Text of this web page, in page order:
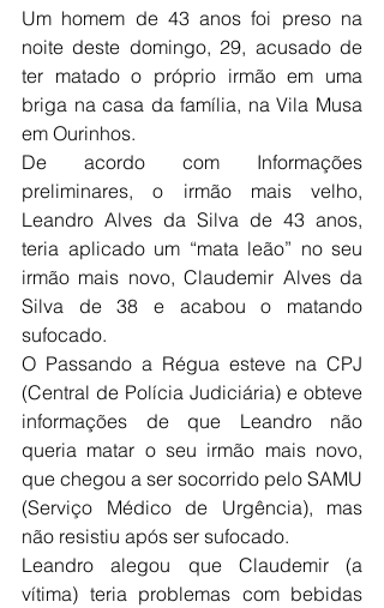
Um homem de 43 anos foi preso na
noite deste domingo, 29, acusado de
ter matado o próprio irmão em uma
briga na casa da família, na Vila Musa
em Ourinhos.
De acordo com Informações
preliminares, o irmão mais velho,
Leandro Alves da Silva de 43 anos,
teria aplicado um “mata leão” no seu
irmão mais novo, Claudemir Alves da
Silva de 38 e acabou o matando
sufocado.
O Passando a Régua esteve na CPJ
(Central de Polícia Judiciária) e obteve
informações de que Leandro não
queria matar o seu irmão mais novo,
que chegou a ser socorrido pelo SAMU
(Serviço Médico de Urgência), mas
não resistiu após ser sufocado.
Leandro alegou que Claudemir (a
vítima) teria problemas com bebidas